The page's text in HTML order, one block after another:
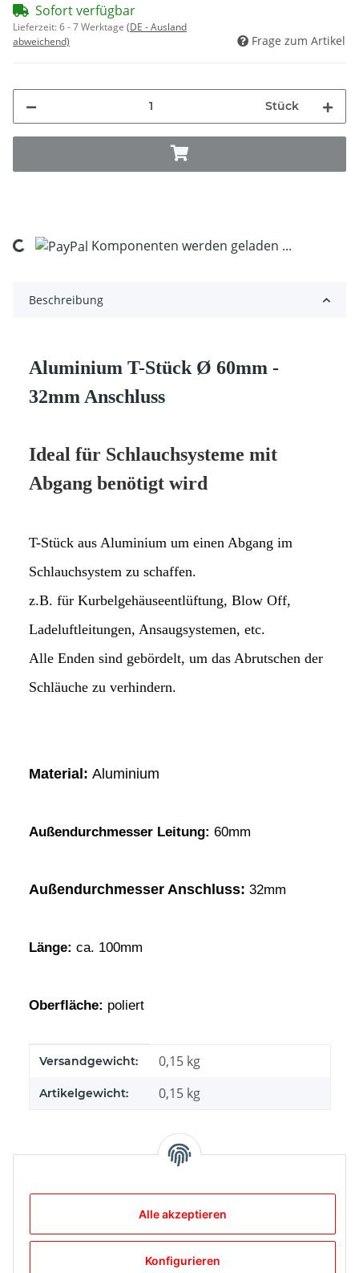
Sofort verfügbar
Lieferzeit:6 - 7 Werktage (DE - Ausland
abweichend)
Frage zum Artikel
Stück
Loading... Komponenten werden geladen ...
Beschreibung
Aluminium T-Stück Ø 60mm -
32mm Anschluss
Ideal für Schlauchsysteme mit
Abgang benötigt wird
T-Stück aus Aluminium um einen Abgang im
Schlauchsystem zu schaffen.
z.B. für Kurbelgehäuseentlüftung, Blow Off,
Ladeluftleitungen, Ansaugsystemen, etc.
Alle Enden sind gebördelt, um das Abrutschen der
Schläuche zu verhindern.
Material: Aluminium
Außendurchmesser Leitung: 60mm
Außendurchmesser Anschluss: 32mm
Länge: ca. 100mm
Oberfläche: poliert
Produkteigenschaft
Wert
Versandgewicht: 0,15 kg
Artikelgewicht: 0,15 kg
Bewertungen
Alle akzeptieren
Konfigurieren